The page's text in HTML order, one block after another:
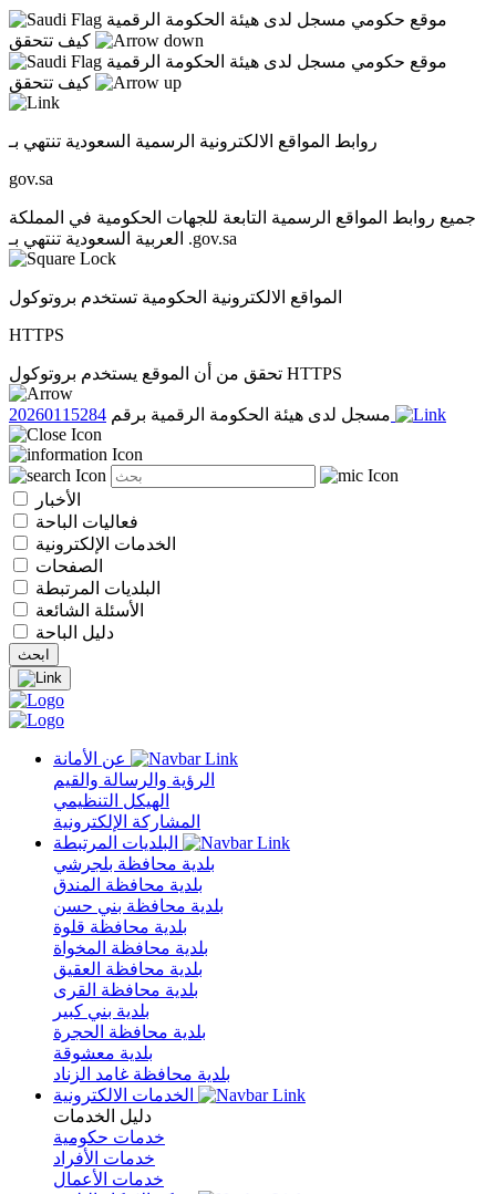
موقع حكومي مسجل لدى هيئة الحكومة الرقمية
موقع حكومي مسجل لدى هيئة الحكومة الرقمية
روابط المواقع الالكترونية الرسمية السعودية تنتهي بـ
gov.sa
جميع روابط المواقع الرسمية التابعة للجهات الحكومية في المملكة
العربية السعودية تنتهي بـ .gov.sa
المواقع الالكترونية الحكومية تستخدم بروتوكول
HTTPS
تحقق من أن الموقع يستخدم بروتوكول HTTPS
مسجل لدى هيئة الحكومة الرقمية برقم
الأخبار
فعاليات الباحة
الخدمات الإلكترونية
الصفحات
البلديات المرتبطة
الأسئلة الشائعة
دليل الباحة
الرؤية والرسالة والقيم
الهيكل التنظيمي
المشاركة الإلكترونية
بلدية محافظة بلجرشي
بلدية محافظة المندق
بلدية محافظة بني حسن
بلدية محافظة قلوة
بلدية محافظة المخواة
بلدية محافظة العقيق
بلدية محافظة القرى
بلدية بني كبير
بلدية محافظة الحجرة
بلدية معشوقة
بلدية محافظة غامد الزناد
دليل الخدمات
خدمات حكومية
خدمات الأفراد
خدمات الأعمال